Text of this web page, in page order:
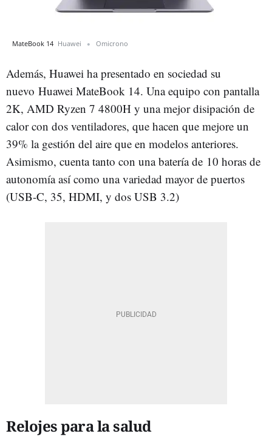
MateBook 14 Huawei Omicrono
Además, Huawei ha presentado en sociedad su
nuevo Huawei MateBook 14. Una equipo con pantalla
2K, AMD Ryzen 7 4800H y una mejor disipación de
calor con dos ventiladores, que hacen que mejore un
39% la gestión del aire que en modelos anteriores.
Asimismo, cuenta tanto con una batería de 10 horas de
autonomía así como una variedad mayor de puertos
(USB-C, 35, HDMI, y dos USB 3.2)
Relojes para la salud